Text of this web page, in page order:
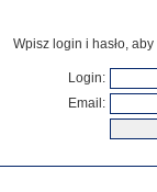
Wpisz login i hasło,
Login:
Email :